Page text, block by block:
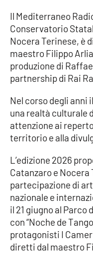
Sanità
Società
Sport
RUBRICHE
Good Morning
Parchi Marini
Leggendo Alvaro
Imprese Di Calabria
Le perfidie di
Il Mediterraneo
Conservatorio
Nocera Terinese, è
maestro Filippo
produzione di
partnership di Rai
Nel corso degli anni
una realtà culturale
attenzione ai
territorio e alla
L’edizione 2026
Catanzaro e Nocera
partecipazione di
nazionale e
il 21 giugno al
con “Noche de
protagonisti I
diretti dal maestro